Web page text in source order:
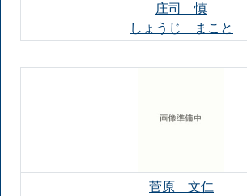
庄司 慎
しょうじ まこと
菅原 文仁